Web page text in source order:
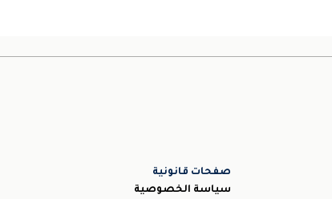
صفحات قانونية
سياسة الخصوصية